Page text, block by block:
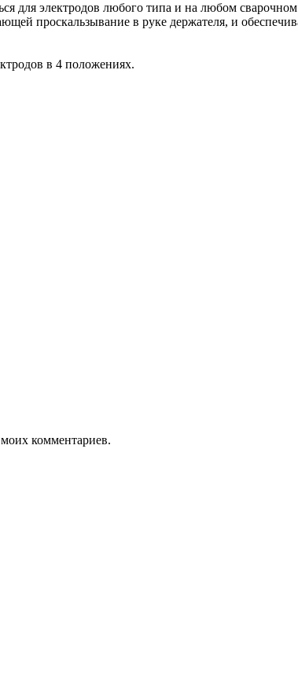
для электродов любого типа и на любом
проскальзывание в руке держателя, и
в 4 положениях.
комментариев.